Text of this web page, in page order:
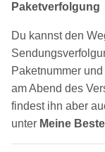
Paketverfolgung
Du kannst den
Paketnummer
am Abend des
findest ihn aber
unter Meine